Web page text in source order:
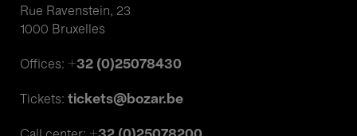
Rue Ravenstein, 23
1000 Bruxelles
Offices: +32 (0)25078430
Tickets: tickets@bozar.be